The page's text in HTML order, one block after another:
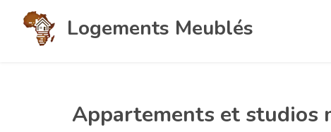
Logements Meublés
Appartements et studios